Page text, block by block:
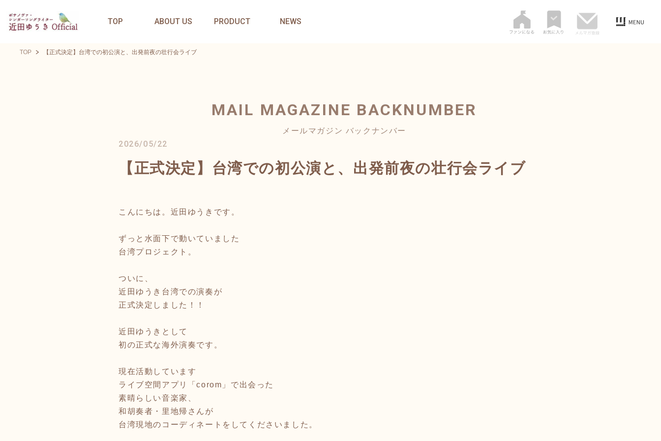
TOP ABOUT US PRODUCT NEWS
TOP 【正式決定】台湾での初公演と、出発前夜の壮行会ライブ
MAIL MAGAZINE BACKNUMBER
メールマガジン バックナンバー
2026/05/22
【正式決定】台湾での初公演と、出発前夜の壮行会ライブ
こんにちは。近田ゆうきです。
ずっと水面下で動いていました
台湾プロジェクト。
ついに、
近田ゆうき台湾での演奏が
正式決定しました！！
近田ゆうきとして
初の正式な海外演奏です。
現在活動しています
ライブ空間アプリ「corom」で出会った
素晴らしい音楽家、
和胡奏者・里地帰さんが
台湾現地のコーディネートをしてくださいました。